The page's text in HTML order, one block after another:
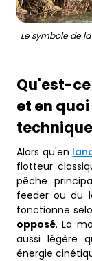
Le symbole de
Qu'est-
et en
Alors qu'en
flotteur
pêche
feeder ou du
fonctionne
opposé. La
aussi légère
énergie